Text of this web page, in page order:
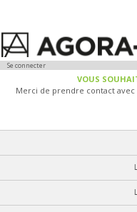
Se connecter
VOUS
Merci de prendre contact